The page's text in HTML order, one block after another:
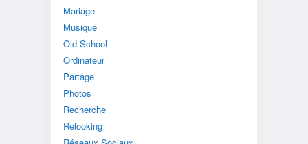
Mariage
Musique
Old School
Ordinateur
Partage
Photos
Recherche
Relooking